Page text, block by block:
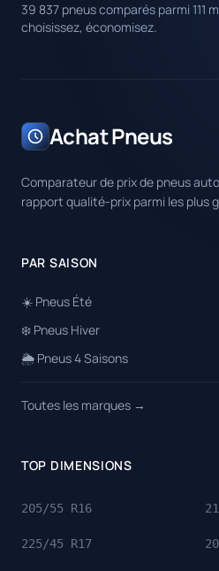
39 837 pneus comparés parmi 111
choisissez, économisez.
Achat Pneus
Comparateur de prix de pneus
rapport qualité-prix parmi les plus
PAR SAISON
☀️ Pneus Été
❄️ Pneus Hiver
🌦️ Pneus 4 Saisons
Toutes les marques →
TOP DIMENSIONS
205/55 R16
225/45 R17